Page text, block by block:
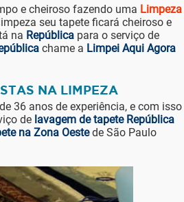
e cheiroso fazendo uma Limpeza
seu tapete ficará cheiroso e
na Repúblicapara o serviço de
chame a Limpei Aqui Agora
NA LIMPEZA
36 anos de experiência, e com isso
de lavagem de tapete República
na Zona Oestede São Paulo